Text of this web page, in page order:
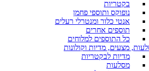
בקטריות
נופוקס ותוספי פחמן
אנטי כלור ומנטרלי רעלים
תוספים אחרים
כל התוספים למלוחים
מצעים, מדיות וקולונות
מדיות לבקטריות
מסלעות